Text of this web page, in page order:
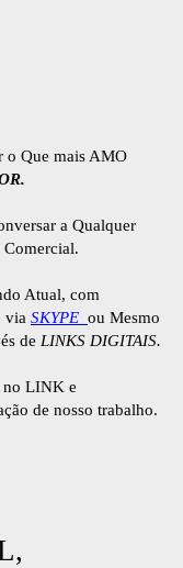
o Que mais AMO
a Qualquer
Atual, com
via SKYPE ou Mesmo
de LINKS DIGITAIS.
no LINK e
de nosso trabalho.